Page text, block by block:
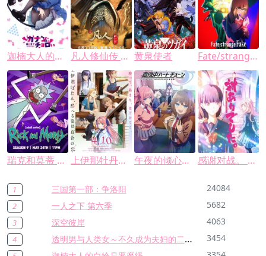
迦楠大人的白给是恶魔级 凡人修仙传 第五季 黄泉使者 Fate/strange Fake
瑞克和莫蒂 第九季 上伊那牡丹，酒醉身姿似百合花般 午夜的倾心旋律 感谢对战。 ～大小姐才不玩格斗游戏～
1 三国第一部：争洛阳 24084
2 一人之下 第六季 5682
3 深空彼岸 4063
4 透明男与人类女～不久成为夫妇的二人～ 3454